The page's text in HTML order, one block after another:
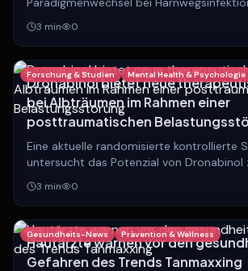
anatomischer Einteilungen rückt die
zwischen lokalisierten und systemischen
Fokus.
3 min 0
Forschung & Studien Mental Health & Psychologie
Dronabinol bietet neue
bei Albträumen im Rahmen einer
posttraumatischen
Eine aktuelle randomisierte kontrollierte
untersucht das Potenzial von Dronabinol
von Albträumen bei Patienten mit PTBS.
3 min 0
Gesundheits-News Prävention & Wellness
Hautärzte warnen vor den
Gefahren des Trends Tanmaxxing